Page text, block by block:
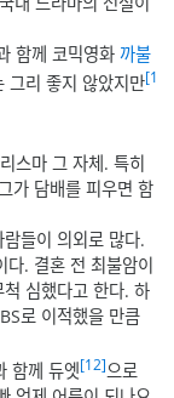
함께 코믹영화까불
그리 좋지 않았지만[1
스마 그 자체. 특히
가 담배를 피우면 함
들이 의외로 많다.
다. 결혼 전 최불암이
심했다고 한다. 하
로 이적했을 만큼
함께 듀엣[12] 으로